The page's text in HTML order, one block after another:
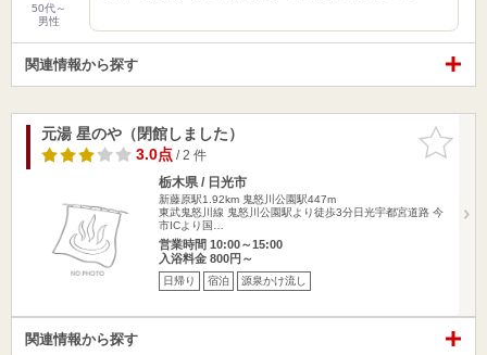
50代～
男性
関連情報から探す
お気に入
りに追加
元湯 星のや（閉館しました）
3.0点/ 2 件
栃木県 / 日光市
新藤原駅1.92km 鬼怒川公園駅447m
東武鬼怒川線 鬼怒川公園駅より徒歩3分日光宇都宮道路 今
市ICより国…
営業時間 10:00～15:00
入浴料金 800円～
日帰り 宿泊 源泉かけ流し
関連情報から探す